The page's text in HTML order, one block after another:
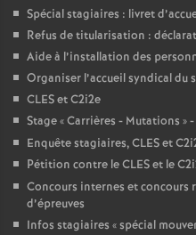
Spécial stagiaires : livret
Refus de titularisation :
Aide à l’installation des
Organiser l’accueil syndical du
CLES et C2i2e
Stage «Carrières - Mutations »
Enquête stagiaires, CLES et
Pétition contre le CLES et le
Concours internes et concours
d’épreuves
Infos stagiaires «spécial